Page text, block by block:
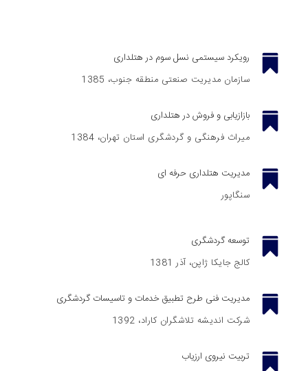
رویکرد سیستمی نسل سوم در هتلداری
سازمان مدیریت صنعتی منطقه جنوب، 1385
بازازیابی و فروش در هتلداری
میراث فرهنگی و گردشگری استان تهران، 1384
مدیریت هتلداری حرفه ای
سنگاپور
توسعه گردشگری
کالج جایکا ژاپن، آذر 1381
مدیریت فنی طرح تطبیق خدمات و تاسیسات گردشگری
شرکت اندیشه تلاشگران کاراد، 1392
تربیت نیروی ارزیاب